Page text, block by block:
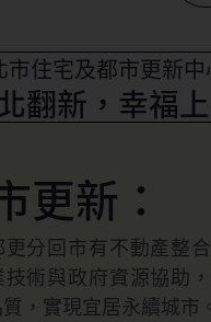
市住宅及都市更新中
翻新，幸福
更新：
更分回市有不動產整
技術與政府資源協助
，實現宜居永續城市